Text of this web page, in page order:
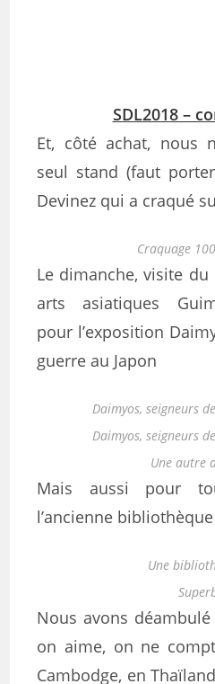
SDL2018 –
Et, côté achat, nous
seul stand (faut
Devinez qui a craqué
Craquage
Le dimanche, visite
arts asiatiques
pour l’exposition
guerre au Japon
Daimyos, seigneurs
Daimyos, seigneurs
Une autre
Mais aussi pour
l’ancienne
Une
Nous avons
on aime, on ne
Cambodge, en